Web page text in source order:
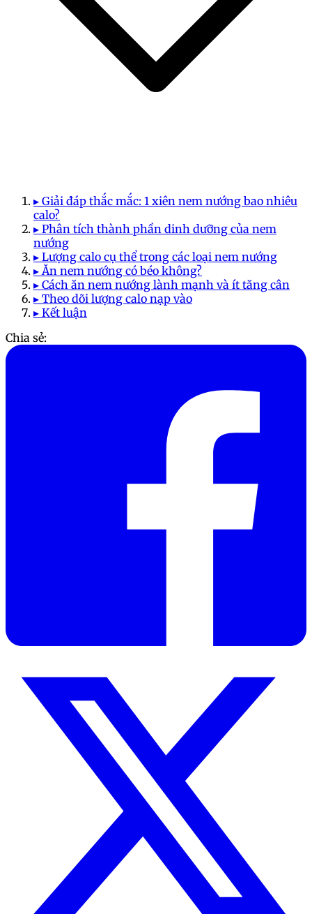
▸ Giải đáp thắc mắc: 1 xiên nem nướng bao nhiêu
calo?
▸ Phân tích thành phần dinh dưỡng của nem
nướng
▸ Lượng calo cụ thể trong các loại nem nướng
▸ Ăn nem nướng có béo không?
▸ Cách ăn nem nướng lành mạnh và ít tăng cân
▸ Theo dõi lượng calo nạp vào
▸ Kết luận
Chia sẻ: